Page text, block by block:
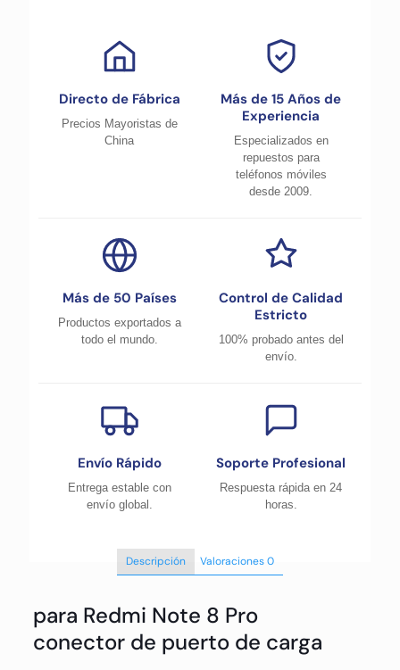
Directo de Fábrica
Precios Mayoristas de
China
Más de 15 Años de
Experiencia
Especializados en
repuestos para
teléfonos móviles
desde 2009.
Más de 50 Países
Productos exportados a
todo el mundo.
Control de Calidad
Estricto
100% probado antes del
envío.
Envío Rápido
Entrega estable con
envío global.
Soporte Profesional
Respuesta rápida en 24
horas.
Descripción Valoraciones0
para Redmi Note 8 Pro
conector de puerto de carga